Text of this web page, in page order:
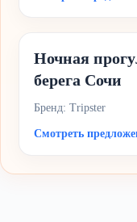
Ночная
берега Сочи
Бренд: Tripster
Смотреть